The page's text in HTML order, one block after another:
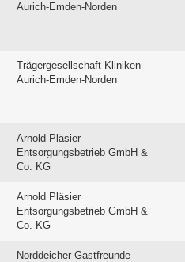
Aurich-Emden-Norden
Trägergesellschaft Kliniken
Aurich-Emden-Norden
Arnold Pläsier
Entsorgungsbetrieb GmbH &
Co. KG
Arnold Pläsier
Entsorgungsbetrieb GmbH &
Co. KG
Norddeicher Gastfreunde